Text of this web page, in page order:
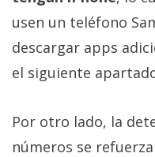
usen un teléfono
descargar apps
el siguiente
Por otro lado, la
números se